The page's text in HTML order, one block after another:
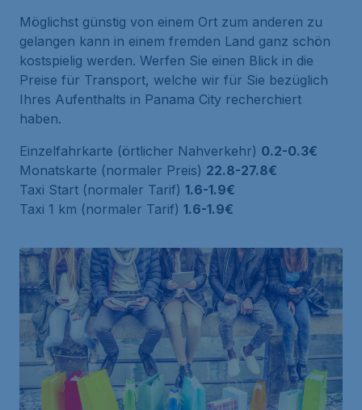
Möglichst günstig von einem Ort zum anderen zu
gelangen kann in einem fremden Land ganz schön
kostspielig werden. Werfen Sie einen Blick in die
Preise für Transport, welche wir für Sie bezüglich
Ihres Aufenthalts in Panama City recherchiert
haben.
Einzelfahrkarte (örtlicher Nahverkehr) 0.2-0.3€
Monatskarte (normaler Preis) 22.8-27.8€
Taxi Start (normaler Tarif) 1.6-1.9€
Taxi 1 km (normaler Tarif) 1.6-1.9€